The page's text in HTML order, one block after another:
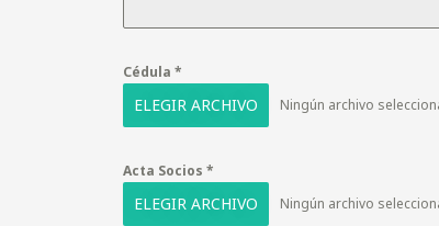
Cédula *
ELEGIR ARCHIVO Ningún archivo
Acta Socios *
ELEGIR ARCHIVO Ningún archivo